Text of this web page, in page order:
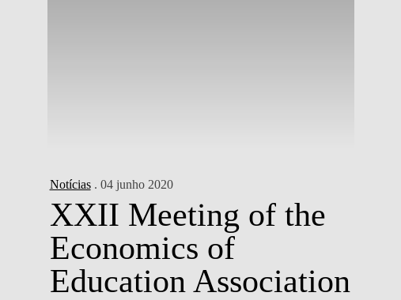
Notícias. 04 junho 2020
XXII Meeting of the
Economics of
Education Association